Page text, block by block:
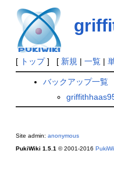
[ トップ] [ 新規 | 一覧|
バックアップ一覧
Site admin: anonymous
PukiWiki 1.5.1 © 2001-2016